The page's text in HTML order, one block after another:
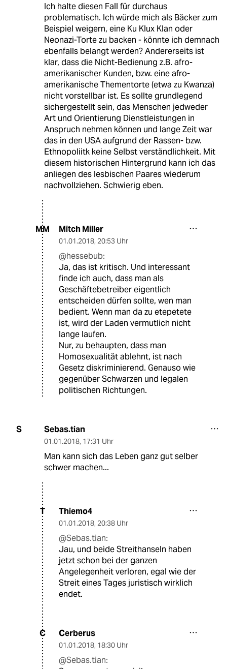
Ich halte diesen Fall für durchaus
problematisch. Ich würde mich als Bäcker zum
Beispiel weigern, eine Ku Klux Klan oder
Neonazi-Torte zu backen - könnte ich demnach
ebenfalls belangt werden? Andererseits ist
klar, dass die Nicht-Bedienung z.B. afro-
amerikanischer Kunden, bzw. eine afro-
amerikanische Thementorte (etwa zu Kwanza)
nicht vorstellbar ist. Es sollte grundlegend
sichergestellt sein, das Menschen jedweder
Art und Orientierung Dienstleistungen in
Anspruch nehmen können und lange Zeit war
das in den USA aufgrund der Rassen- bzw.
Ethnopoliitk keine Selbst verständlichkeit. Mit
diesem historischen Hintergrund kann ich das
anliegen des lesbischen Paares wiederum
nachvollziehen. Schwierig eben.
MM Mitch Miller
01.01.2018, 20:53 Uhr
@hessebub:
Ja, das ist kritisch. Und interessant
finde ich auch, dass man als
Geschäftebetreiber eigentlich
entscheiden dürfen sollte, wen man
bedient. Wenn man da zu etepetete
ist, wird der Laden vermutlich nicht
lange laufen.
Nur, zu behaupten, dass man
Homosexualität ablehnt, ist nach
Gesetz diskriminierend. Genauso wie
gegenüber Schwarzen und legalen
politischen Richtungen.
S Sebas.tian
01.01.2018, 17:31 Uhr
Man kann sich das Leben ganz gut selber
schwer machen...
T Thiemo4
01.01.2018, 20:38 Uhr
@Sebas.tian:
Jau, und beide Streithanseln haben
jetzt schon bei der ganzen
Angelegenheit verloren, egal wie der
Streit eines Tages juristisch wirklich
endet.
C Cerberus
01.01.2018, 18:30 Uhr
@Sebas.tian: